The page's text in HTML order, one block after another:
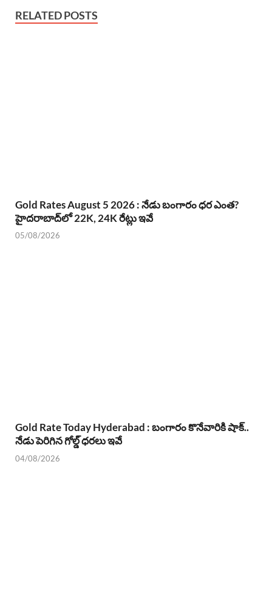
RELATED POSTS
Gold Rates August 5 2026 : నేడు బంగారం ధర ఎంత?
హైదరాబాద్‌లో 22K, 24K రేట్లు ఇవే
05/08/2026
Gold Rate Today Hyderabad : బంగారం కొనేవారికి షాక్..
నేడు పెరిగిన గోల్డ్ ధరలు ఇవే
04/08/2026